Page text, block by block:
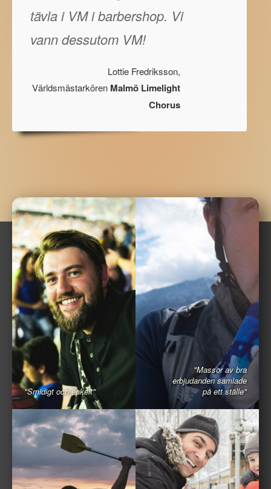
tävla i VM i barbershop. Vi
vann dessutom VM!
Lottie Fredriksson,
Världsmästarkören Malmö Limelight
Chorus
"Smidigt och enkelt"
"Massor av bra
erbjudanden samlade
på ett ställe"